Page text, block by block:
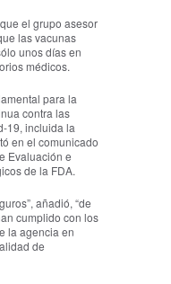
el grupo asesor
las vacunas
unos días en
médicos.
para la
contra las
19, incluida la
en el comunicado
Evaluación e
de la FDA.
añadió, “de
cumplido con los
la agencia en
de